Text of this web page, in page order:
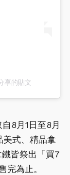
享的貼文
8月1日至8月
美式、精品拿
皆祭出「買7
完為止。